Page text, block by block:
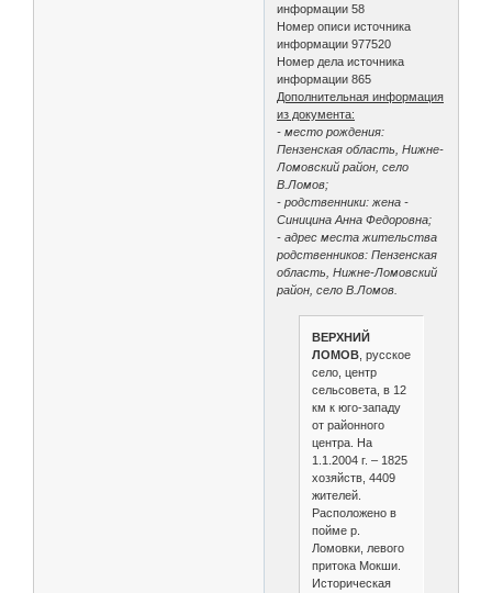
информации 58
Номер описи источника
информации 977520
Номер дела источника
информации 865
Дополнительная информация
из документа:
- место рождения:
Пензенская область, Нижне-
Ломовский район, село
В.Ломов;
- родственники: жена -
Синицина Анна Федоровна;
- адрес места жительства
родственников: Пензенская
область, Нижне-Ломовский
район, село В.Ломов.
ВЕРХНИЙ
ЛОМОВ, русское
село, центр
сельсовета, в 12
км к юго-западу
от районного
центра. На
1.1.2004 г. – 1825
хозяйств, 4409
жителей.
Расположено в
пойме р.
Ломовки, левого
притока Мокши.
Историческая